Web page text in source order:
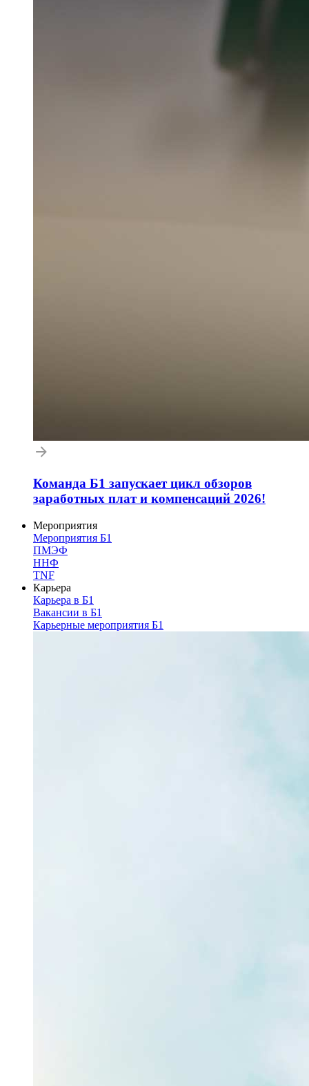
Команда Б1 запускает цикл обзоров
заработных плат и компенсаций 2026!
Мероприятия
Мероприятия Б1
ПМЭФ
ННФ
TNF
Карьера
Карьера в Б1
Вакансии в Б1
Карьерные мероприятия Б1